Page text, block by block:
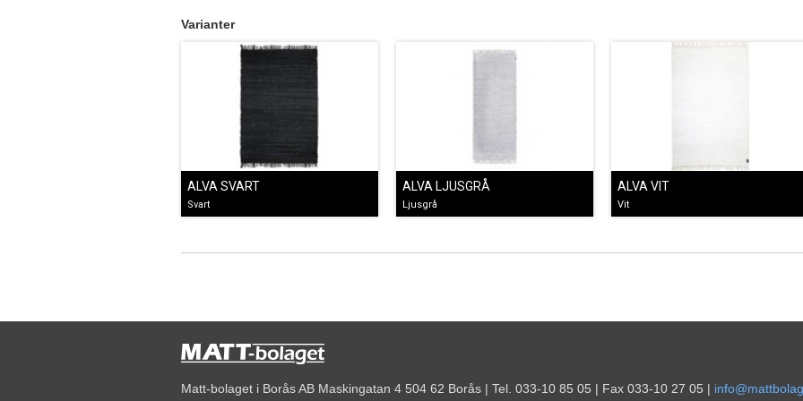
Varianter
ALVA SVART
Svart
ALVA LJUSGRÅ
Ljusgrå
ALVA VIT
Vit
Matt-bolaget i Borås AB Maskingatan 4 504 62 Borås | Tel. 033-10 85 05 | Fax 033-10 27 05 |